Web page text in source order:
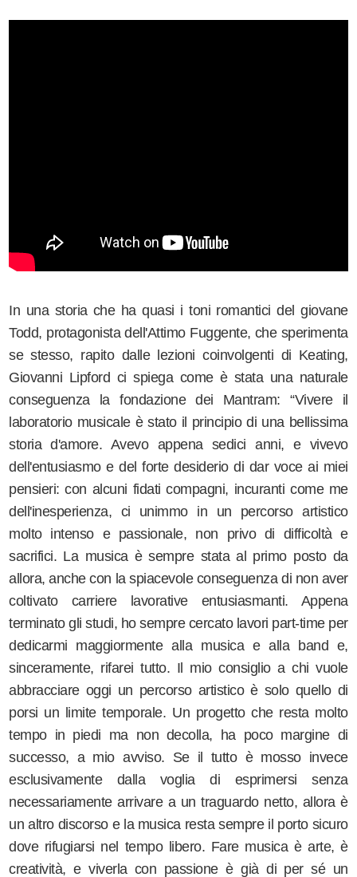
In una storia che ha quasi i toni romantici del giovane
Todd, protagonista dell'Attimo Fuggente, che sperimenta
se stesso, rapito dalle lezioni coinvolgenti di Keating,
Giovanni Lipford ci spiega come è stata una naturale
conseguenza la fondazione dei Mantram: “Vivere il
laboratorio musicale è stato il principio di una bellissima
storia d'amore. Avevo appena sedici anni, e vivevo
dell'entusiasmo e del forte desiderio di dar voce ai miei
pensieri: con alcuni fidati compagni, incuranti come me
dell'inesperienza, ci unimmo in un percorso artistico
molto intenso e passionale, non privo di difficoltà e
sacrifici. La musica è sempre stata al primo posto da
allora, anche con la spiacevole conseguenza di non aver
coltivato carriere lavorative entusiasmanti. Appena
terminato gli studi, ho sempre cercato lavori part-time per
dedicarmi maggiormente alla musica e alla band e,
sinceramente, rifarei tutto. Il mio consiglio a chi vuole
abbracciare oggi un percorso artistico è solo quello di
porsi un limite temporale. Un progetto che resta molto
tempo in piedi ma non decolla, ha poco margine di
successo, a mio avviso. Se il tutto è mosso invece
esclusivamente dalla voglia di esprimersi senza
necessariamente arrivare a un traguardo netto, allora è
un altro discorso e la musica resta sempre il porto sicuro
dove rifugiarsi nel tempo libero. Fare musica è arte, è
creatività, e viverla con passione è già di per sé un